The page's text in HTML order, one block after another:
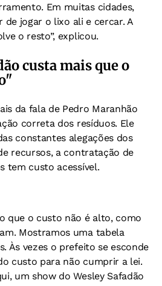
Em muitas cidades,
jogar o lixo ali e cercar. A
o resto”, explicou.
custa mais que o
da fala de Pedro Maranhão
correta dos resíduos. Ele
constantes alegações dos
recursos, a contratação de
tem custo acessível.
que o custo não é alto, como
Mostramos uma tabela
Às vezes o prefeito se esconde
custo para não cumprir a lei.
um show do Wesley Safadão